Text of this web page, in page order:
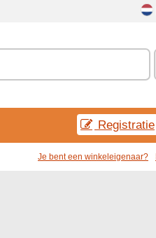
Registratie
Je bent een winkeleigenaar?